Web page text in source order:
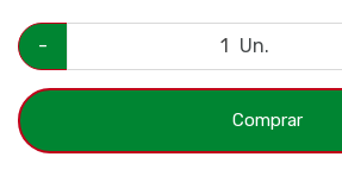
- Un.
Comprar